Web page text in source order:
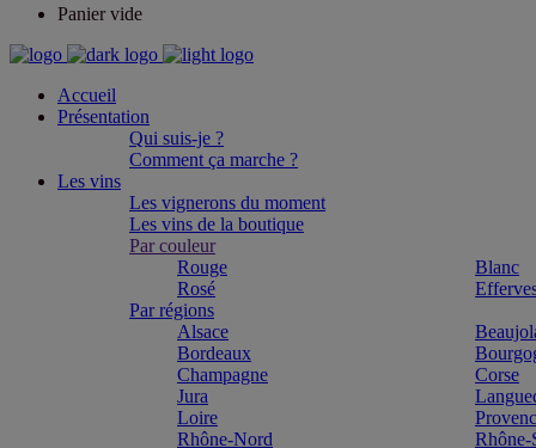
Panier vide
Accueil
Présentation
Qui suis-je ?
Comment ça marche ?
Les vins
Les vignerons du moment
Les vins de la boutique
Par couleur
Rouge
Blanc
Rosé
Par régions
Alsace
Bordeaux
Champagne
Corse
Jura
Loire
Rhône-Nord
Rhône-